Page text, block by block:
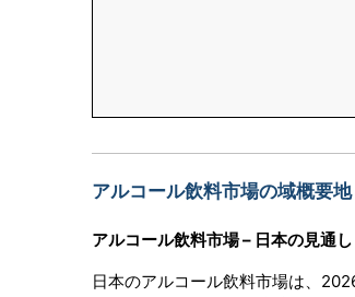
アルコール飲料市場の域概要地
アルコール飲料市場 – 日本の見通し
日本のアルコール飲料市場は、